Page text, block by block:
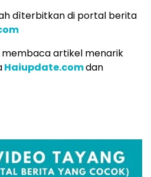
dìterbitkan di portal berita
artikel menarik
Haiupdate.comdan